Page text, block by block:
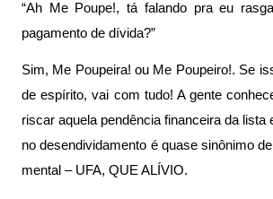
“Ah Me Poupe!, tá falando pra eu
pagamento de dívida?”
Sim, Me Poupeira! ou Me Poupeiro!. Se
de espírito, vai com tudo! A gente
riscar aquela pendência financeira da lista
no desendividamento é quase sinônimo
mental – UFA, QUE ALÍVIO.